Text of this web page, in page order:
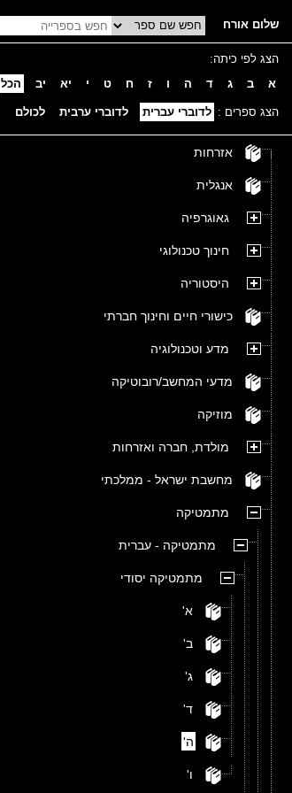
שלום אורח
הצג לפי כיתה:
א
ב ג ד ה ו ז ח ט י יא יב הכל
הצג ספרים : לדוברי עברית לדוברי ערבית לכולם
אזרחות
אנגלית
גאוגרפיה
חינוך טכנולוגי
היסטוריה
כישורי חיים וחינוך חברתי
מדע וטכנולוגיה
מדעי המחשב/רובוטיקה
מוזיקה
מולדת, חברה ואזרחות
מחשבת ישראל - ממלכתי
מתמטיקה
מתמטיקה - עברית
מתמטיקה יסודי
א'
ב'
ג'
ד'
ה'
ו'